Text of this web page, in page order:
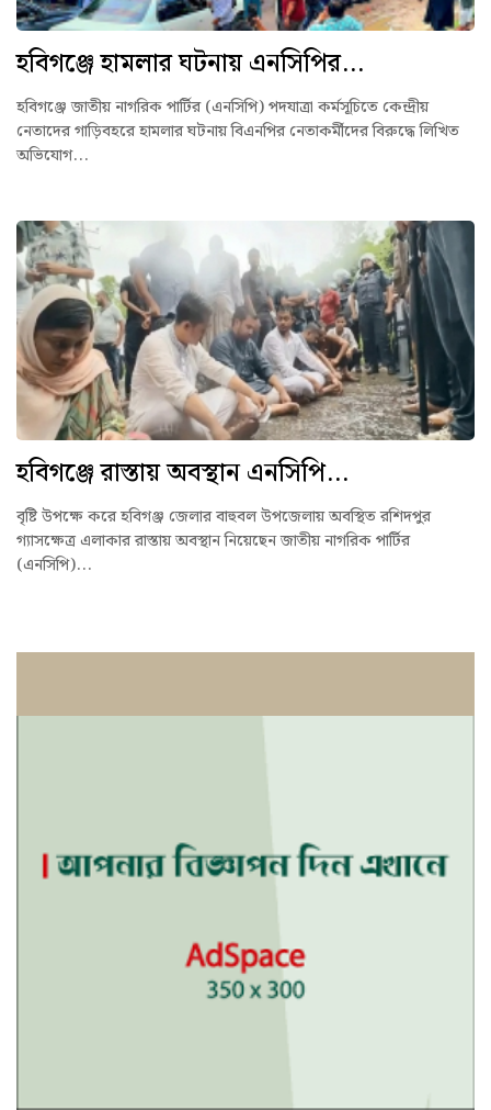
হবিগঞ্জে হামলার ঘটনায় এনসিপির...
হবিগঞ্জে জাতীয় নাগরিক পার্টির (এনসিপি) পদযাত্রা কর্মসূচিতে কেন্দ্রীয়
নেতাদের গাড়িবহরে হামলার ঘটনায় বিএনপির নেতাকর্মীদের বিরুদ্ধে লিখিত
অভিযোগ...
হবিগঞ্জে রাস্তায় অবস্থান এনসিপি...
বৃষ্টি উপক্ষে করে হবিগঞ্জ জেলার বাহুবল উপজেলায় অবস্থিত রশিদপুর
গ্যাসক্ষেত্র এলাকার রাস্তায় অবস্থান নিয়েছেন জাতীয় নাগরিক পার্টির
(এনসিপি)...